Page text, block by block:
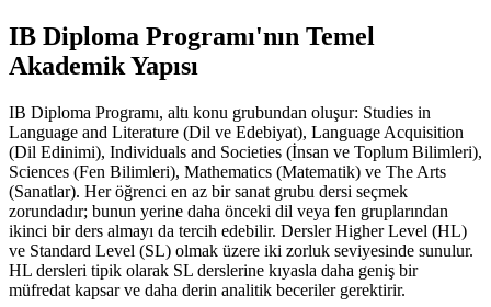
IB Diploma Programı'nın Temel
Akademik Yapısı
IB Diploma Programı, altı konu grubundan oluşur: Studies in
Language and Literature (Dil ve Edebiyat), Language Acquisition
(Dil Edinimi), Individuals and Societies (İnsan ve Toplum Bilimleri),
Sciences (Fen Bilimleri), Mathematics (Matematik) ve The Arts
(Sanatlar). Her öğrenci en az bir sanat grubu dersi seçmek
zorundadır; bunun yerine daha önceki dil veya fen gruplarından
ikinci bir ders almayı da tercih edebilir. Dersler Higher Level (HL)
ve Standard Level (SL) olmak üzere iki zorluk seviyesinde sunulur.
HL dersleri tipik olarak SL derslerine kıyasla daha geniş bir
müfredat kapsar ve daha derin analitik beceriler gerektirir.